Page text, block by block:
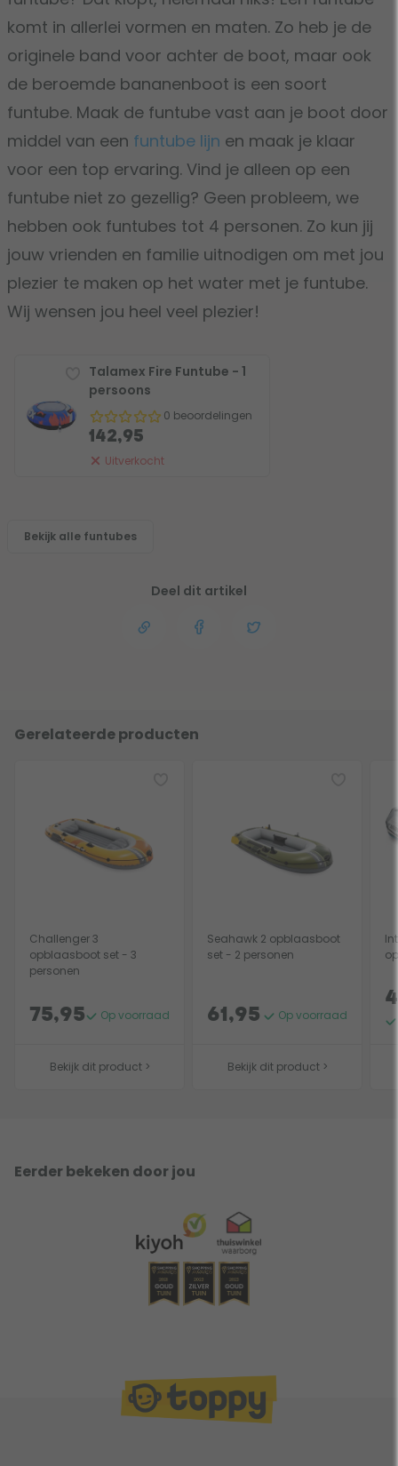
komt in allerlei vormen en maten. Zo heb je de
originele band voor achter de boot, maar ook
de beroemde bananenboot is een soort
funtube. Maak de funtube vast aan je boot door
middel van een funtube lijn en maak je klaar
voor een top ervaring. Vind je alleen op een
funtube niet zo gezellig? Geen probleem, we
hebben ook funtubes tot 4 personen. Zo kun jij
jouw vrienden en familie uitnodigen om met jou
plezier te maken op het water met je funtube.
Wij wensen jou heel veel plezier!
Talamex Fire Funtube - 1
persoons
0 beoordelingen
Uitverkocht
142,95
Bekijk alle funtubes
Deel dit artikel
Gerelateerde producten
Challenger 3
opblaasboot set - 3
personen
75,95 Op voorraad
Bekijk dit product >
Seahawk 2 opblaasboot
set - 2 personen
61,95 Op voorraad
Bekijk dit product >
Eerder bekeken door jou